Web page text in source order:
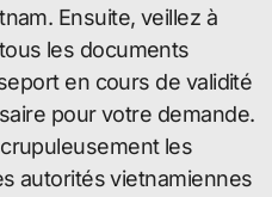
Ensuite, veillez à
les documents
en cours de validité
pour votre demande.
les
autorités vietnamiennes